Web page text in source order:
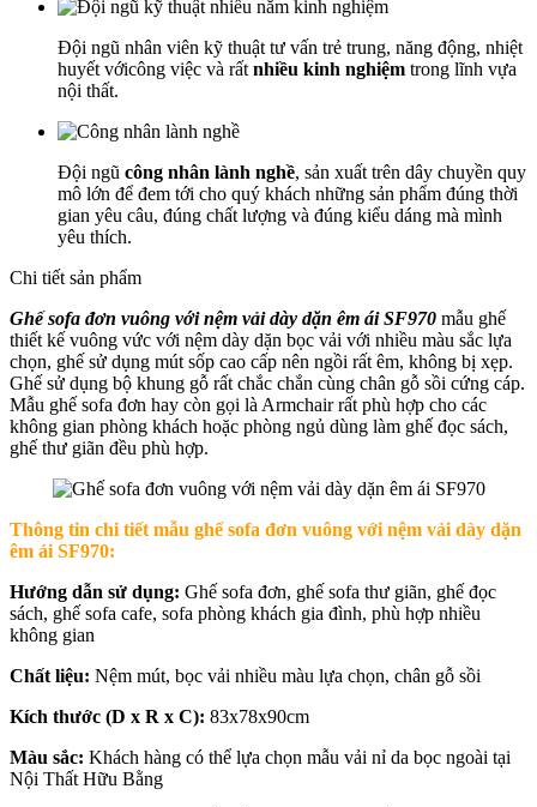
Đội ngũ nhân viên kỹ thuật tư vấn trẻ trung, năng động, nhiệt
huyết vớicông việc và rất nhiều kinh nghiệm trong lĩnh vựa
nội thất.
Đội ngũ công nhân lành nghề, sản xuất trên dây chuyền quy
mô lớn để đem tới cho quý khách những sản phẩm đúng thời
gian yêu câu, đúng chất lượng và đúng kiểu dáng mà mình
yêu thích.
Chi tiết sản phẩm
Ghế sofa đơn vuông với nệm vải dày dặn êm ái SF970 mẫu ghế
thiết kế vuông vức với nệm dày dặn bọc vải với nhiều màu sắc lựa
chọn, ghế sử dụng mút sốp cao cấp nên ngồi rất êm, không bị xẹp.
Ghế sử dụng bộ khung gỗ rất chắc chắn cùng chân gỗ sồi cứng cáp.
Mẫu ghế sofa đơn hay còn gọi là Armchair rất phù hợp cho các
không gian phòng khách hoặc phòng ngủ dùng làm ghế đọc sách,
ghế thư giãn đều phù hợp.
Thông tin chi tiết mẫu ghế sofa đơn vuông với nệm vải dày dặn
êm ái SF970:
Hướng dẫn sử dụng: Ghế sofa đơn, ghế sofa thư giãn, ghế đọc
sách, ghế sofa cafe, sofa phòng khách gia đình, phù hợp nhiều
không gian
Chất liệu: Nệm mút, bọc vải nhiều màu lựa chọn, chân gỗ sồi
Kích thước (D x R x C): 83x78x90cm
Màu sắc: Khách hàng có thể lựa chọn mẫu vải nỉ da bọc ngoài tại
Nội Thất Hữu Bằng